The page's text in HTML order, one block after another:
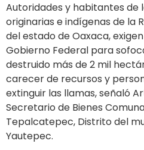
Autoridades y habitantes de
originarias e indígenas de la
del estado de Oaxaca,
Gobierno Federal para
destruido más de 2 mil
carecer de recursos y
extinguir las llamas, señaló
Secretario de Bienes
Tepalcatepec, Distrito del
Yautepec.